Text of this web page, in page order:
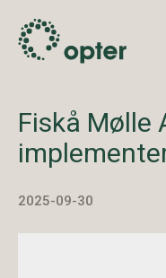
Fiskå Mølle
2025-09-30